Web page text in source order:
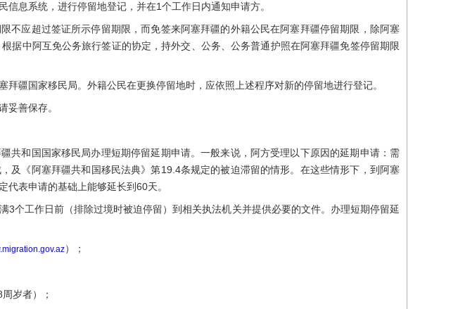
息系统，进行停留地登记，并在1个工作日内通知申请方。
应超过签证所示停留期限，而免签来阿塞拜疆的外籍公民在阿塞拜疆停留期限，除阿塞
据中阿互免公务旅行签证的协定，持外交、公务、公务普通护照在阿塞拜疆免签停留期限
国家移民局。外籍公民在更换停留地时，应依照上述程序对新的停留地进行登记。
善保存。
和国国家移民局办理短期停留延期申请。一般来说，阿方受理以下原因的延期申请：需
及《阿塞拜疆共和国移民法典》第19.4条规定的被迫滞留的情形。在这些情形下，到阿塞
表申请的基础上能够延长到60天。
工作日前（排除过境时被迫停留）到相关执法机关并提供必要的文件。办理短期停留延
）；
岁者）；